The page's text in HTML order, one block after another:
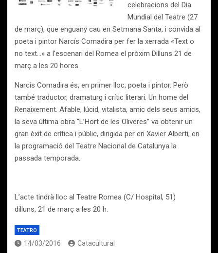
celebracions del Dia
Mundial del Teatre (27
de març), que enguany cau en Setmana Santa, i convida al
poeta i pintor Narcís Comadira per fer la xerrada «Text o
no text…» a l’escenari del Romea el pròxim Dilluns 21 de
març a les 20 hores.
Narcís Comadira és, en primer lloc, poeta i pintor. Però
també traductor, dramaturg i crític literari. Un home del
Renaixement. Afable, lúcid, vitalista, amic dels seus amics,
la seva última obra “L’Hort de les Oliveres” va obtenir un
gran èxit de crítica i públic, dirigida per en Xavier Alberti, en
la programació del Teatre Nacional de Catalunya la
passada temporada.
L’acte tindrà lloc al Teatre Romea (C/ Hospital, 51)
dilluns, 21 de març a les 20 h.
TEATRO
14/03/2016 Catacultural